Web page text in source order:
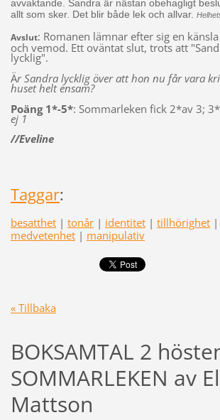
avvaktande. Sandra är nästan obehagligt
allt som sker. Det blir både lek och allvar.
Avslut: Romanen lämnar efter sig en
och vemod. Ett oväntat slut, trots att
lycklig".
Är Sandra lycklig över att hon nu får vara
huset helt ensam?
Poäng 1*-5*: Sommarleken fick 2*av 3;
ej 1
//Eveline
Taggar:
besatthet | tonår | identitet | tillhörighet |
medvetenhet | manipulativ
« Tillbaka
BOKSAMTAL 2
SOMMARLEKEN av
Mattson